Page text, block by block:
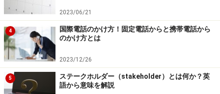
Tokyo 123-4567
となります。
英語での住所の書き順まとめ…最後に国名
をつけるのを忘れずに！
2023/06/21
4
国際電話のかけ方！固定電話からと携帯電話から
のかけ方とは
2023/12/26
5
ステークホルダー（stakeholder）とは何か？英
語から意味を解説